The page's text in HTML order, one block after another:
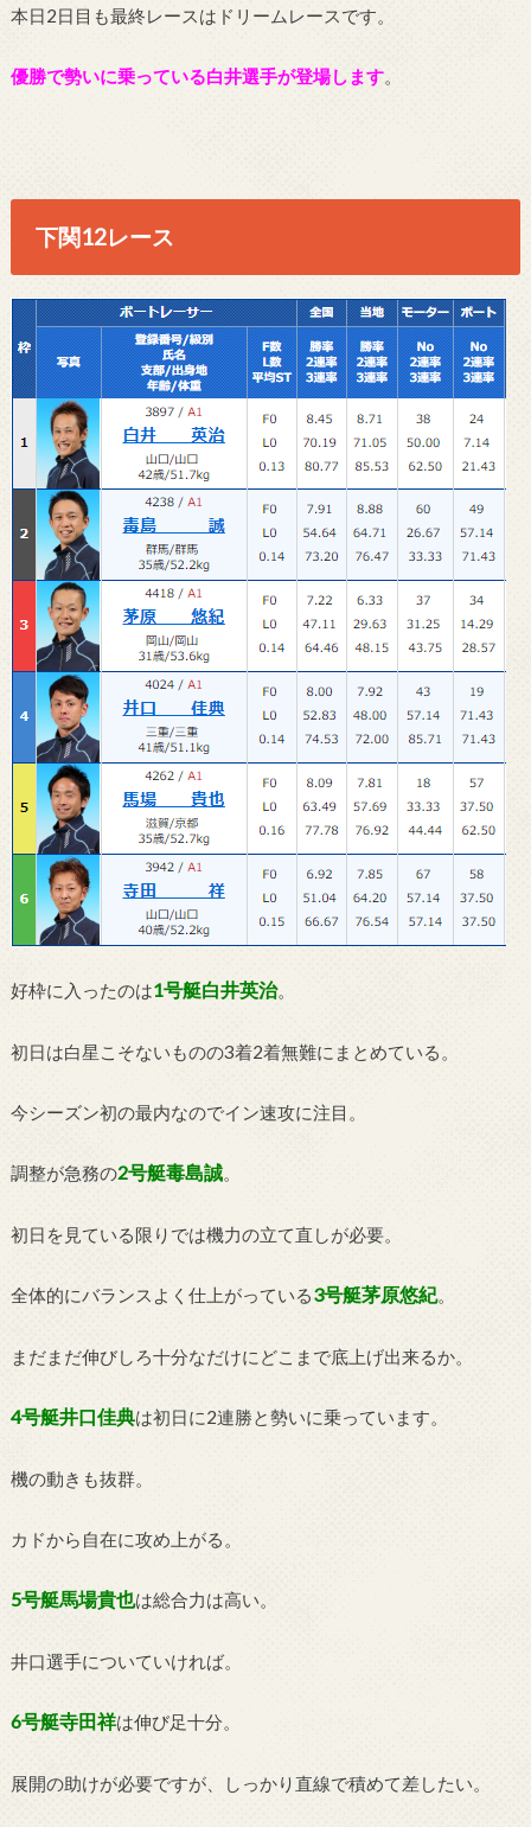
本日2日目も最終レースはドリームレースです。
優勝で勢いに乗っている白井選手が登場します。
下関12レース
好枠に入ったのは1号艇白井英治。
初日は白星こそないものの3着2着無難にまとめている。
今シーズン初の最内なのでイン速攻に注目。
調整が急務の2号艇毒島誠。
初日を見ている限りでは機力の立て直しが必要。
全体的にバランスよく仕上がっている3号艇茅原悠紀。
まだまだ伸びしろ十分なだけにどこまで底上げ出来るか。
4号艇井口佳典は初日に2連勝と勢いに乗っています。
機の動きも抜群。
カドから自在に攻め上がる。
5号艇馬場貴也は総合力は高い。
井口選手についていければ。
6号艇寺田祥は伸び足十分。
展開の助けが必要ですが、しっかり直線で積めて差したい。